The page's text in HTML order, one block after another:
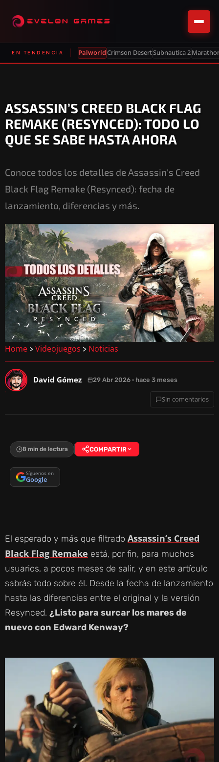
EN TENDENCIA PalworldCrimson DesertSubnautica 2
ASSASSIN’S CREED BLACK FLAG
REMAKE (RESYNCED): TODO LO
QUE SE SABE HASTA AHORA
Conoce todos los detalles de Assassin's Creed
Black Flag Remake (Resynced): fecha de
lanzamiento, diferencias y más.
Home > Videojuegos > Noticias
David Gómez 29 Abr 2026 · hace 3 meses
Sin comentarios
8 min de lectura COMPARTIR
Síguenos en
Google
El esperado y más que filtrado Assassin’s Creed
Black Flag Remake está, por fin, para muchos
usuarios, a pocos meses de salir, y en este artículo
sabrás todo sobre él. Desde la fecha de lanzamiento
hasta las diferencias entre el original y la versión
Resynced. ¿Listo para surcar los mares de
nuevo con Edward Kenway?